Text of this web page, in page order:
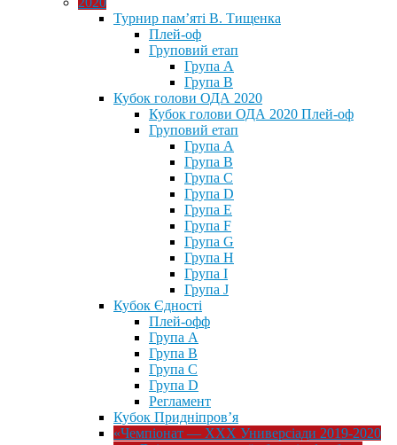
Турнир пам’яті В. Тищенка
Плей-оф
Груповий етап
Група А
Група В
Кубок голови ОДА 2020
Кубок голови ОДА 2020 Плей-оф
Груповий етап
Група A
Група B
Група C
Група D
Група E
Група F
Група G
Група H
Група I
Група J
Кубок Єдності
Плей-офф
Група А
Група В
Група С
Група D
Регламент
Кубок Придніпров’я
«Чемпіонат — ХХХ Универсіади 2019-2020